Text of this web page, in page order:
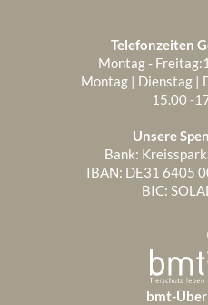
Telefonzeiten
Montag -
Montag | Dienstag |
15.00 -
Unsere
Bank:
IBAN: DE31 6405
BIC:
bmt-